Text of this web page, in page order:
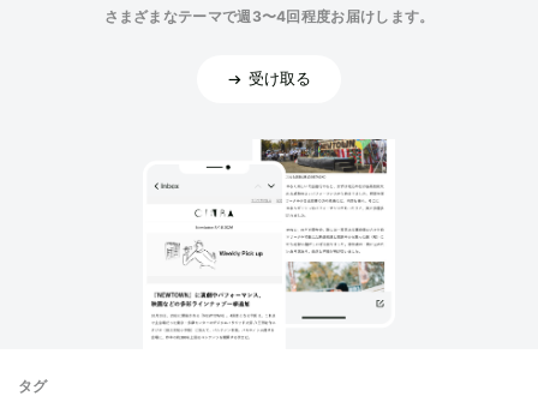
さまざまなテーマで週3〜4回程度お届けします。
受け取る
タグ